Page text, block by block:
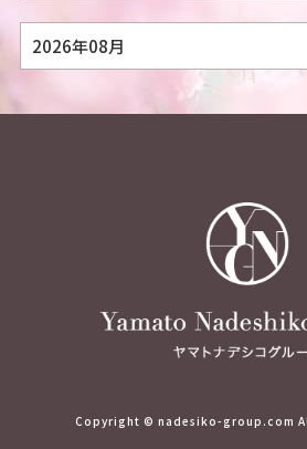
Copyright © nadesiko-group.com